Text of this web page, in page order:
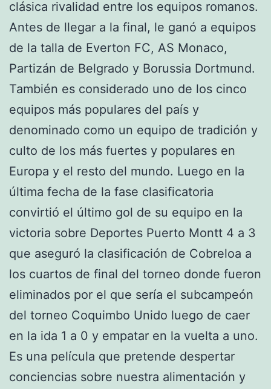
clásica rivalidad entre los equipos romanos.
Antes de llegar a la final, le ganó a equipos
de la talla de Everton FC, AS Monaco,
Partizán de Belgrado y Borussia Dortmund.
También es considerado uno de los cinco
equipos más populares del país y
denominado como un equipo de tradición y
culto de los más fuertes y populares en
Europa y el resto del mundo. Luego en la
última fecha de la fase clasificatoria
convirtió el último gol de su equipo en la
victoria sobre Deportes Puerto Montt 4 a 3
que aseguró la clasificación de Cobreloa a
los cuartos de final del torneo donde fueron
eliminados por el que sería el subcampeón
del torneo Coquimbo Unido luego de caer
en la ida 1 a 0 y empatar en la vuelta a uno.
Es una película que pretende despertar
conciencias sobre nuestra alimentación y